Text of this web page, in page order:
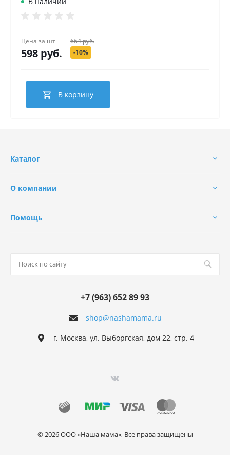
Цена за шт
598 руб.
664 руб.
-10%
В корзину
Каталог
О компании
Помощь
shop@nashamama.ru
+7 (963) 652 89 93
г. Москва, ул. Выборгская, дом 22, стр. 4
© 2026 ООО «Наша мама», Все права защищены